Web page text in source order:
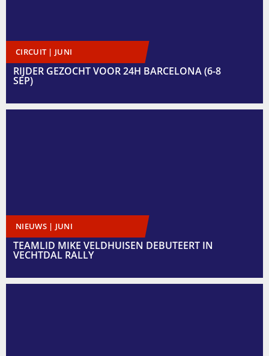
CIRCUIT | JUNI
RIJDER GEZOCHT VOOR 24H BARCELONA (6-8
SEP)
NIEUWS | JUNI
TEAMLID MIKE VELDHUISEN DEBUTEERT IN
VECHTDAL RALLY